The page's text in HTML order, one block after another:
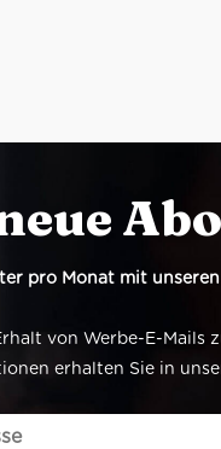
pro Monat mit
von Werbe-E-Mails
erhalten Sie in